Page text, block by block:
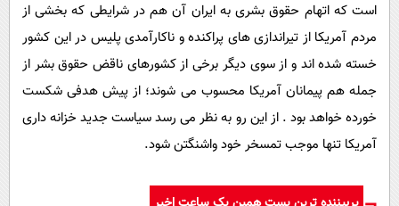
است که اتهام حقوق بشری به ایران آن هم در شرایطی که بخشی از
مردم آمریکا از تیراندازی های پراکنده و ناکارآمدی پلیس در این کشور
خسته شده اند و از سوی دیگر برخی از کشورهای ناقض حقوق بشر از
جمله هم پیمانان آمریکا محسوب می شوند؛ از پیش هدفی شکست
خورده خواهد بود . از این رو به نظر می رسد سیاست جدید خزانه داری
آمریکا تنها موجب تمسخر خود واشنگتن شود.